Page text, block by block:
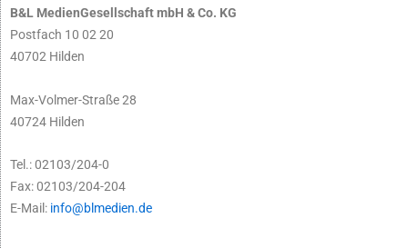
B&L MedienGesellschaft mbH & Co. KG
Postfach 10 02 20
40702 Hilden
Max-Volmer-Straße 28
40724 Hilden
Tel.: 02103/204-0
Fax: 02103/204-204
E-Mail: info@blmedien.de